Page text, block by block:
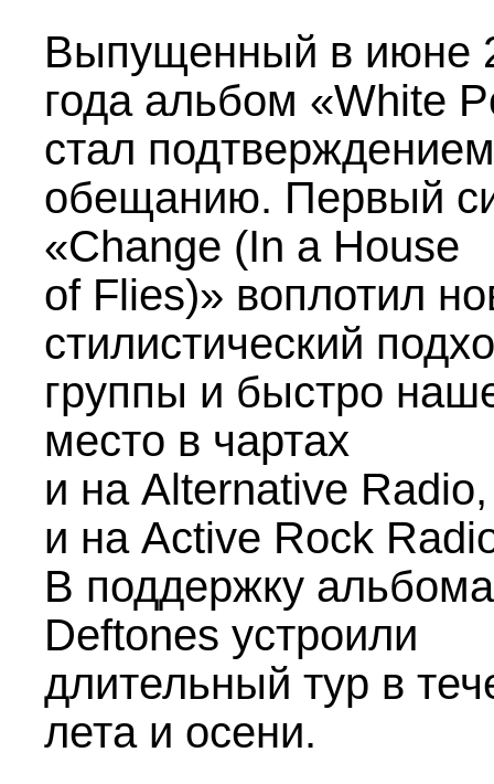
Выпущенный в июне
года альбом «White
стал
обещанию. Первый
«Change (In a House
of Flies)» воплотил
стилистический
группы и быстро
место в чартах
и на Alternative Radio,
и на Active Rock
В поддержку альбома
Deftones устроили
длительный тур в
лета и осени.